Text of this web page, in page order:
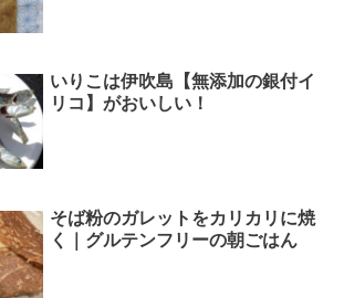
いりこは伊吹島【無添加の銀付イ
リコ】がおいしい！
そば粉のガレットをカリカリに焼
く｜グルテンフリーの朝ごはん